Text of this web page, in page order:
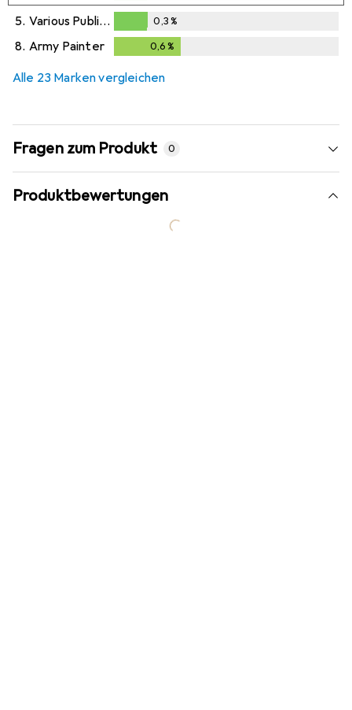
0,3%
5. Various Publishers
0,3%
0,3%
8. Army Painter 0,6 %
Alle 23 Marken vergleichen
Fragen zum Produkt 0
Produktbewertungen